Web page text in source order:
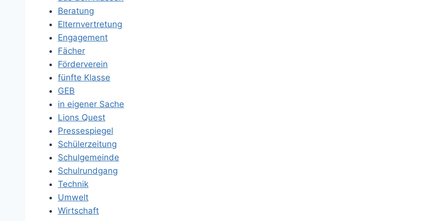
Beratung
Elternvertretung
Engagement
Fächer
Förderverein
fünfte Klasse
GEB
in eigener Sache
Lions Quest
Pressespiegel
Schülerzeitung
Schulgemeinde
Schulrundgang
Technik
Umwelt
Wirtschaft